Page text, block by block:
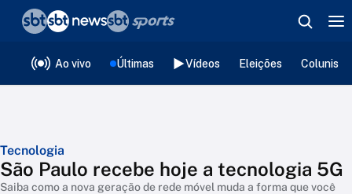
Ao vivo Últimas Vídeos Eleições
Tecnologia
São Paulo recebe hoje a tecnologia 5G
Saiba como a nova geração de rede móvel muda a forma que você
❮voltar
Editorias